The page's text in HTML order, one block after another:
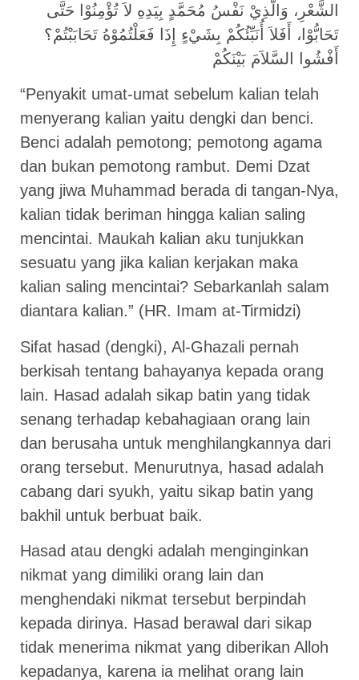
الشَّعْرِ، وَالَّذِيْ نَفْسُ مُحَمَّدٍ بِيَدِهِ لاَ تُؤْمِنُوْا حَتَّى
تَحَابُّوْا، أَفَلاَ أُنَبِّئُكُمْ بِشَيْءٍ إِذَا فَعَلْتُمُوْهُ تَحَابَبْتُمْ؟
أَفْشُوا السَّلاَمَ بَيْنَكُمْ
“Penyakit umat-umat sebelum kalian telah
menyerang kalian yaitu dengki dan benci.
Benci adalah pemotong; pemotong agama
dan bukan pemotong rambut. Demi Dzat
yang jiwa Muhammad berada di tangan-Nya,
kalian tidak beriman hingga kalian saling
mencintai. Maukah kalian aku tunjukkan
sesuatu yang jika kalian kerjakan maka
kalian saling mencintai? Sebarkanlah salam
diantara kalian.” (HR. Imam at-Tirmidzi)
Sifat hasad (dengki), Al-Ghazali pernah
berkisah tentang bahayanya kepada orang
lain. Hasad adalah sikap batin yang tidak
senang terhadap kebahagiaan orang lain
dan berusaha untuk menghilangkannya dari
orang tersebut. Menurutnya, hasad adalah
cabang dari syukh, yaitu sikap batin yang
bakhil untuk berbuat baik.
Hasad atau dengki adalah menginginkan
nikmat yang dimiliki orang lain dan
menghendaki nikmat tersebut berpindah
kepada dirinya. Hasad berawal dari sikap
tidak menerima nikmat yang diberikan Alloh
kepadanya, karena ia melihat orang lain